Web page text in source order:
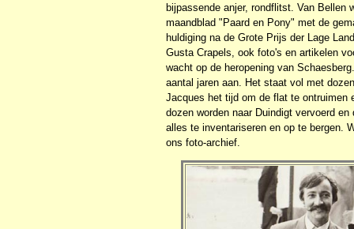
bijpassende anjer, rondflitst. Van Bellen
maandblad "Paard en Pony" met de
huldiging na de Grote Prijs der Lage
Gusta Crapels, ook foto's en artikelen
wacht op de heropening van
aantal jaren aan. Het staat vol met
Jacques het tijd om de flat te ontruimen
dozen worden naar Duindigt vervoerd
alles te inventariseren en op te bergen.
ons foto-archief.